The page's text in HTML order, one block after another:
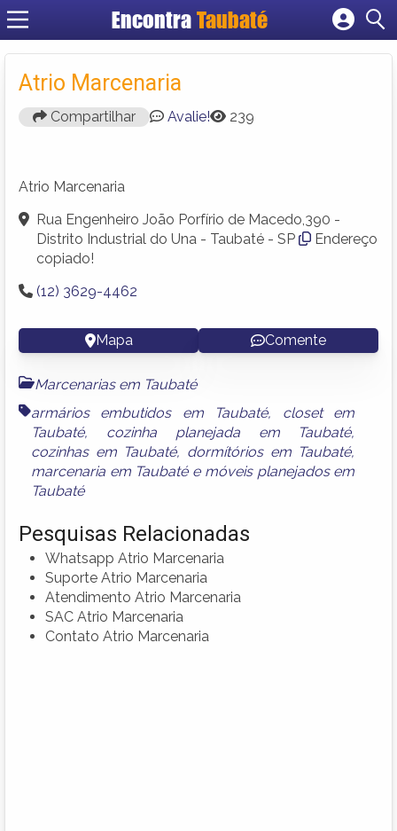
EncontraTaubaté
Cadastrar empresa
Atrio Marcenaria
Compartilhar Avalie! 239
Atrio Marcenaria
Rua Engenheiro João Porfírio de Macedo,390 -
Distrito Industrial do Una - Taubaté - SP
Endereço
copiado!
(12) 3629-4462
Mapa Comente
Marcenarias em Taubaté
armários embutidos em Taubaté, closet em
Taubaté, cozinha planejada em Taubaté,
cozinhas em Taubaté, dormítórios em Taubaté,
marcenaria em Taubatée móveis planejados em
Taubaté
Pesquisas Relacionadas
Whatsapp Atrio Marcenaria
Suporte Atrio Marcenaria
Atendimento Atrio Marcenaria
SAC Atrio Marcenaria
Contato Atrio Marcenaria